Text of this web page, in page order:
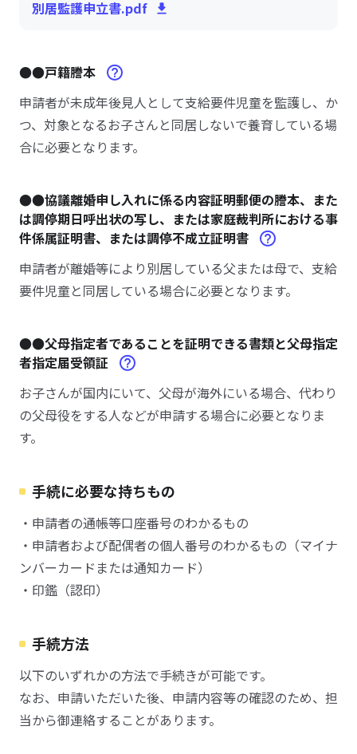
別居監護申立書.pdf
●●戸籍謄本
申請者が未成年後見人として支給要件児童を監護し、か
つ、対象となるお子さんと同居しないで養育している場
合に必要となります。
●●協議離婚申し入れに係る内容証明郵便の謄本、また
は調停期日呼出状の写し、または家庭裁判所における事
件係属証明書、または調停不成立証明書
申請者が離婚等により別居している父または母で、支給
要件児童と同居している場合に必要となります。
●●父母指定者であることを証明できる書類と父母指定
者指定届受領証
お子さんが国内にいて、父母が海外にいる場合、代わり
の父母役をする人などが申請する場合に必要となりま
す。
手続に必要な持ちもの
・申請者の通帳等口座番号のわかるもの
・申請者および配偶者の個人番号のわかるもの（マイナ
ンバーカードまたは通知カード）
・印鑑（認印）
手続方法
以下のいずれかの方法で手続きが可能です。
なお、申請いただいた後、申請内容等の確認のため、担
当から御連絡することがあります。